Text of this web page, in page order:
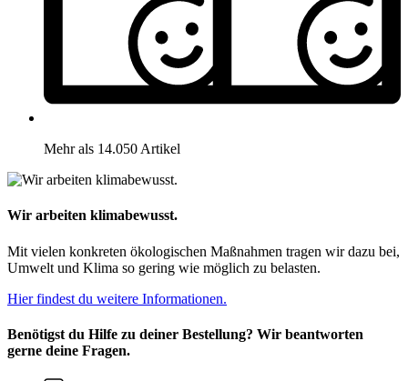
Mehr als 14.050 Artikel
Wir arbeiten klimabewusst.
Mit vielen konkreten ökologischen Maßnahmen tragen wir dazu bei,
Umwelt und Klima so gering wie möglich zu belasten.
Hier findest du weitere Informationen.
Benötigst du Hilfe zu deiner Bestellung? Wir beantworten
gerne deine Fragen.